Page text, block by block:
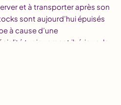
et à transporter après son
sont aujourd’hui épuisés
à cause d’une
typiquement ibérique, le